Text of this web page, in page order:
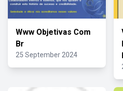
Www Objetivas Com
Br
25 September 2024